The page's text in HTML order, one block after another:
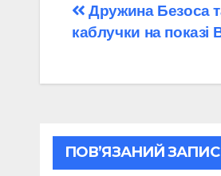
Навігація
записів
Дружина Безоса
каблучки на
ПОВ’ЯЗАНИЙ ЗАПИС